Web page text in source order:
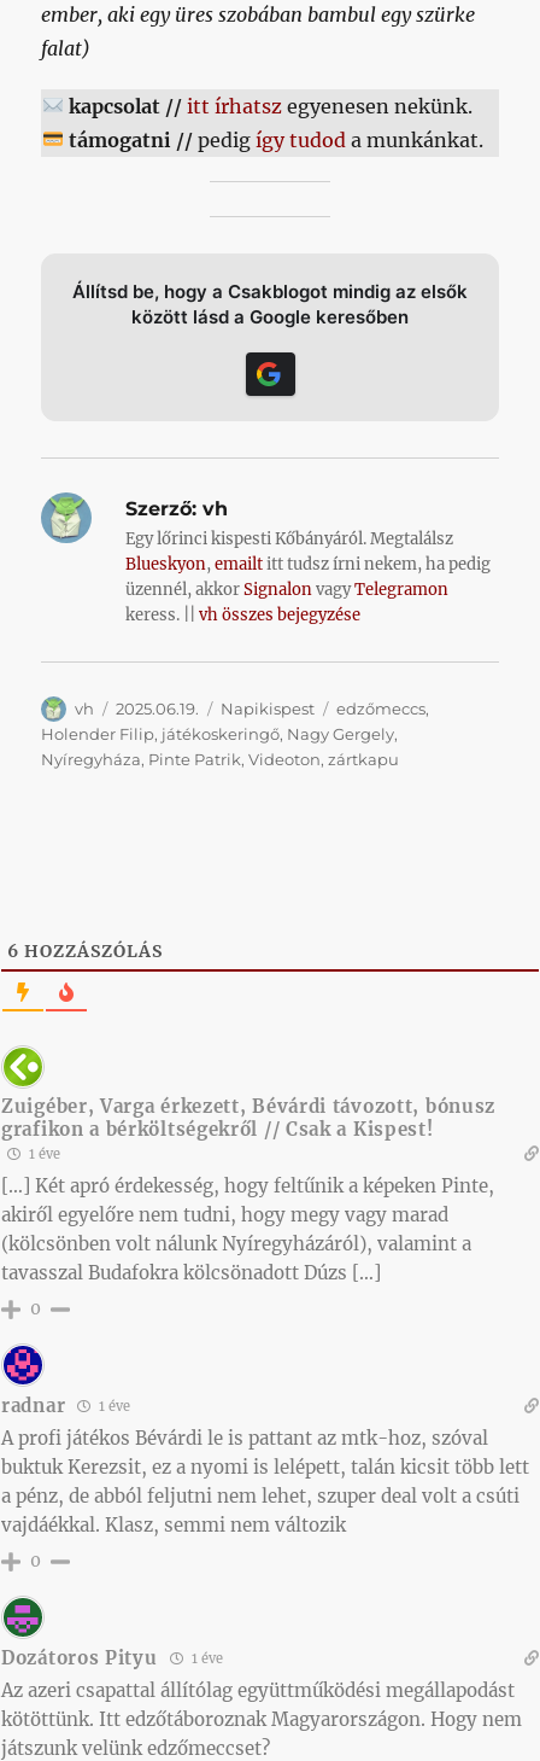
ember, aki egy üres szobában bambul egy szürke
falat)
kapcsolat // itt írhatszegyenesen nekünk.
támogatni //pedig így tudod a munkánkat.
Állítsd be, hogy a Csakblogot mindig az elsők
között lásd a Google keresőben
Szerző: vh
Egy lőrinci kispesti Kőbányáról. Megtalálsz
Blueskyon,emailtitt tudsz írni nekem, ha pedig
üzennél, akkorSignalonvagyTelegramon
keress. ||vh összes bejegyzése
Szerző
vh Közzétéve
2025.06.19. Kategória
Napikispest Címke
edzőmeccs,
Holender Filip, játékoskeringő, Nagy Gergely,
Nyíregyháza, Pinte Patrik,Videoton,zártkapu
6 HOZZÁSZÓLÁS
Zuigéber, Varga érkezett, Bévárdi távozott, bónusz
grafikon a bérköltségekről // Csak a Kispest!
1 éve
[…] Két apró érdekesség, hogy feltűnik a képeken Pinte,
akiről egyelőre nem tudni, hogy megy vagy marad
(kölcsönben volt nálunk Nyíregyházáról), valamint a
tavasszal Budafokra kölcsönadott Dúzs […]
0
radnar 1 éve
A profi játékos Bévárdi le is pattant az mtk-hoz, szóval
buktuk Kerezsit, ez a nyomi is lelépett, talán kicsit több lett
a pénz, de abból feljutni nem lehet, szuper deal volt a csúti
vajdáékkal. Klasz, semmi nem változik
0
Dozátoros Pityu 1 éve
Az azeri csapattal állítólag együttműködési megállapodást
kötöttünk. Itt edzőtáboroznak Magyarországon. Hogy nem
játszunk velünk edzőmeccset?